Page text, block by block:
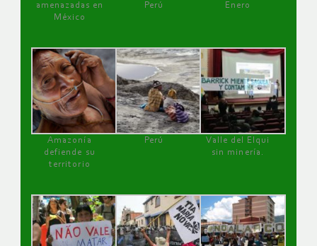
amenazadas en
México
Perú
Enero
Amazonía
defiende su
territorio
Perú
Valle del Elqui
sin minería.